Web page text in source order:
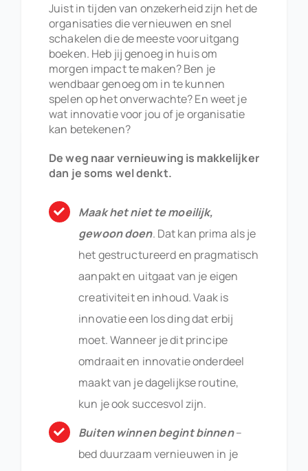
Zoeken
naar:
Juist in tijden van onzekerheid zijn het de
organisaties die vernieuwen en snel
schakelen die de meeste vooruitgang
boeken. Heb jij genoeg in huis om
morgen impact te maken? Ben je
wendbaar genoeg om in te kunnen
spelen op het onverwachte? En weet je
wat innovatie voor jou of je organisatie
kan betekenen?
De weg naar vernieuwing is makkelijker
dan je soms wel denkt.
Maak het niet te moeilijk,
gewoon doen. Dat kan prima als je
het gestructureerd en pragmatisch
aanpakt en uitgaat van je eigen
creativiteit en inhoud. Vaak is
innovatie een los ding dat erbij
moet. Wanneer je dit principe
omdraait en innovatie onderdeel
maakt van je dagelijkse routine,
kun je ook succesvol zijn.
Buiten winnen begint binnen–
bed duurzaam vernieuwen in je